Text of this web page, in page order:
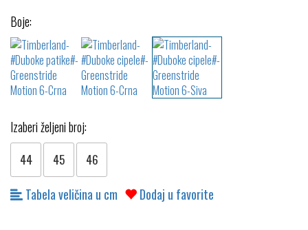
Boje:
Izaberi željeni broj:
44 45 46
Tabela veličina u cm Dodaj u favorite